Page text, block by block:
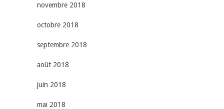
novembre 2018
octobre 2018
septembre 2018
août 2018
juin 2018
mai 2018